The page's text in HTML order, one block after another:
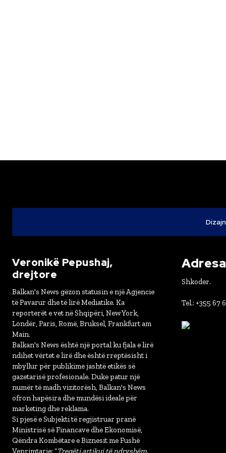
Veronikë Pepushaj,
drejtore
Balkan's News gëzon statusin e një Agjencie
të Pavarur dhe të lirë Mediatike. Ka
reporterët e vet në Shqipëri, New York,
Londër, Paris, Romë, Bruksel, Frankfurt am
Main.
Balkan's News është një portal ku fjala e lirë
ndihet vërtet e lirë dhe është rreptësisht i
mbyllur për publikime jashtë etikës së
gazetarisë profesionale. Duke patur një
numër të madh vizitorësh, Balkan's News
ofron hapësira dhe mundësi ideale për
marketing dhe reklama.
Si pjesë e Subjekti të regjistruar pranë
Ministrisë së Financave dhe Ekonomisë,
Qëndra Kombëtare e Biznesit me Fushë
Veprimtarie: “Tregëti artikuj të ndryshëm,
Shkoder.
Tel.: +355 67